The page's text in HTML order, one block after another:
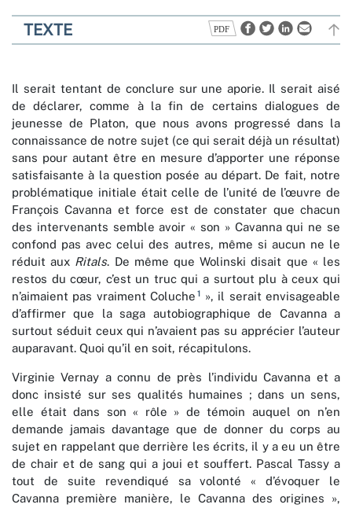
TEXTE
Il serait tentant de conclure sur une aporie. Il serait aisé
de déclarer, comme à la fin de certains dialogues de
jeunesse de Platon, que nous avons progressé dans la
connaissance de notre sujet (ce qui serait déjà un résultat)
sans pour autant être en mesure d’apporter une réponse
satisfaisante à la question posée au départ. De fait, notre
problématique initiale était celle de l’unité de l’œuvre de
François Cavanna et force est de constater que chacun
des intervenants semble avoir « son » Cavanna qui ne se
confond pas avec celui des autres, même si aucun ne le
réduit aux Ritals. De même que Wolinski disait que « les
restos du cœur, c’est un truc qui a surtout plu à ceux qui
n’aimaient pas vraiment Coluche 1 », il serait envisageable
d’affirmer que la saga autobiographique de Cavanna a
surtout séduit ceux qui n’avaient pas su apprécier l’auteur
auparavant. Quoi qu’il en soit, récapitulons.
Virginie Vernay a connu de près l’individu Cavanna et a
donc insisté sur ses qualités humaines ; dans un sens,
elle était dans son « rôle » de témoin auquel on n’en
demande jamais davantage que de donner du corps au
sujet en rappelant que derrière les écrits, il y a eu un être
de chair et de sang qui a joui et souffert. Pascal Tassy a
tout de suite revendiqué sa volonté « d’évoquer le
Cavanna première manière, le Cavanna des origines »,